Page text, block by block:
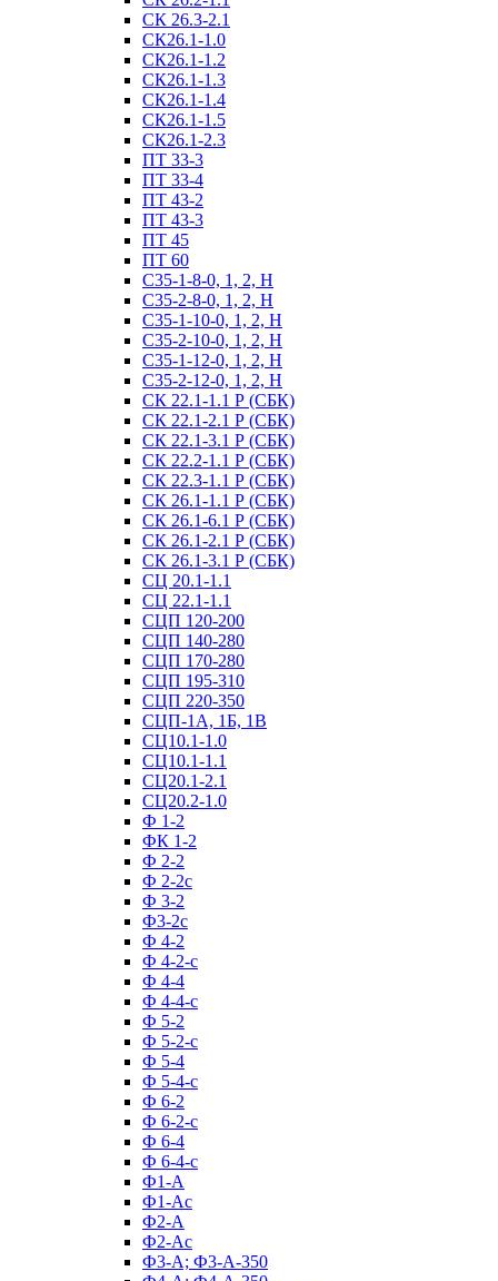
СК 26.3-2.1
СК26.1-1.0
СК26.1-1.2
СК26.1-1.3
СК26.1-1.4
СК26.1-1.5
СК26.1-2.3
ПТ 33-3
ПТ 33-4
ПТ 43-2
ПТ 43-3
ПТ 45
ПТ 60
С35-1-8-0, 1, 2, Н
С35-2-8-0, 1, 2, Н
С35-1-10-0, 1, 2, Н
С35-2-10-0, 1, 2, Н
С35-1-12-0, 1, 2, Н
С35-2-12-0, 1, 2, Н
СК 22.1-1.1 Р (СБК)
СК 22.1-2.1 Р (СБК)
СК 22.1-3.1 Р (СБК)
СК 22.2-1.1 Р (СБК)
СК 22.3-1.1 Р (СБК)
СК 26.1-1.1 Р (СБК)
СК 26.1-6.1 Р (СБК)
СК 26.1-2.1 Р (СБК)
СК 26.1-3.1 Р (СБК)
СЦ 20.1-1.1
СЦ 22.1-1.1
СЦП 120-200
СЦП 140-280
СЦП 170-280
СЦП 195-310
СЦП 220-350
СЦП-1А, 1Б, 1В
СЦ10.1-1.0
СЦ10.1-1.1
СЦ20.1-2.1
СЦ20.2-1.0
Ф 1-2
ФК 1-2
Ф 2-2
Ф 2-2с
Ф 3-2
Ф3-2с
Ф 4-2
Ф 4-2-с
Ф 4-4
Ф 4-4-с
Ф 5-2
Ф 5-2-с
Ф 5-4
Ф 5-4-с
Ф 6-2
Ф 6-2-с
Ф 6-4
Ф 6-4-с
Ф1-А
Ф1-Ас
Ф2-А
Ф2-Ас
Ф3-А; Ф3-А-350